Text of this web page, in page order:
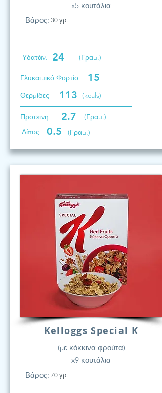
x5 κουτάλια
Βάρος: 30 γρ.
Υδατάν. 24 (Γραμ.)
Γλυκαιμικό Φορτίο 15
Θερμίδες 113 (kcals)
Προτεινη 2.7
(Γραμ.)
Λίπος
0.5 (Γραμ.)
Kelloggs Special K
(με κόκκινα φρούτα)
x9 κουτάλια
Βάρος: 70 γρ.